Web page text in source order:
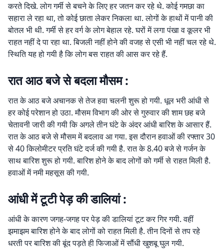
करते दिखे. लोग गर्मी से बचने के लिए हर जतन कर रहे थे. कोई गमछा का
सहारा ले रहा था, तो कोई छाता लेकर निकला था. लोगों के हाथों में पानी की
बोतल भी थी. गर्मी से हर वर्ग के लोग बेहाल रहे. घरों में लगा पंखा व कूलर भी
राहत नहीं दे पा रहा था. बिजली नहीं होने की वजह से एसी भी नहीं चल रहे थे.
स्थिति यह हो गयी है कि लोग बस राहत की आस कर रहे हैं.
रात आठ बजे से बदला मौसम :
रात के आठ बजे अचानक से तेज हवा चलनी शुरू हो गयी. धूल भरी आंधी से
हर कोई परेशान हो उठा. मौसम विभाग की ओर से गुरुवार की शाम छह बजे
चेतावनी जारी की गयी कि अगले तीन घंटे के अंदर आंधी बारिश के आसार हैं.
रात के आठ बजे से मौसम में बदलाव आ गया. इस दौरान हवाओं की रफ्तार 30
से 40 किलोमीटर प्रति घंटे दर्ज की गयी है. रात के 8.40 बजे से गर्जन के
साथ बारिश शुरू हो गयी. बारिश होने के बाद लोगों को गर्मी से राहत मिली है.
हवाओं में नमी महसूस की गयी.
आंधी में टूटी पेड़ की डालियां :
आंधी के कारण जगह-जगह पर पेड़ की डालियां टूट कर गिर गयी. वहीं
झमाझम बारिश होने के बाद लोगों को राहत मिली है. तीन दिनों से तप रहे
धरती पर बारिश की बूंद पड़ते ही फिजाओं में सौंधी खुशबू घुल गयी.